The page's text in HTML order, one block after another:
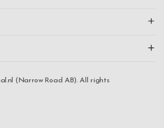
(Narrow Road AB). All rights